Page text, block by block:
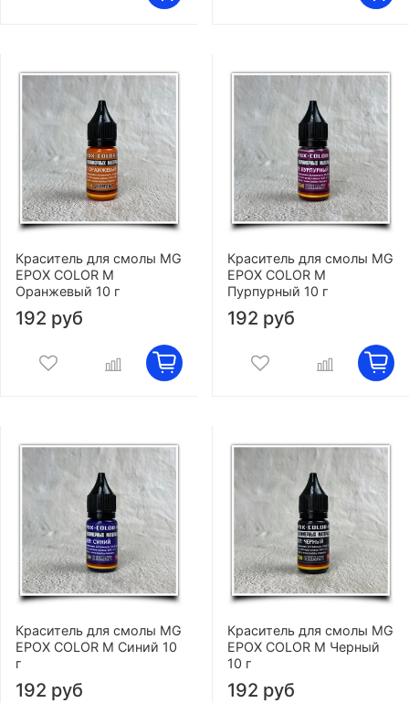
Краситель для смолы MG
EPOX COLOR M
Оранжевый 10 г
192 руб
Краситель для смолы MG
EPOX COLOR M
Пурпурный 10 г
192 руб
Краситель для смолы MG
EPOX COLOR M Синий 10
г
192 руб
Краситель для смолы MG
EPOX COLOR M Черный
10 г
192 руб